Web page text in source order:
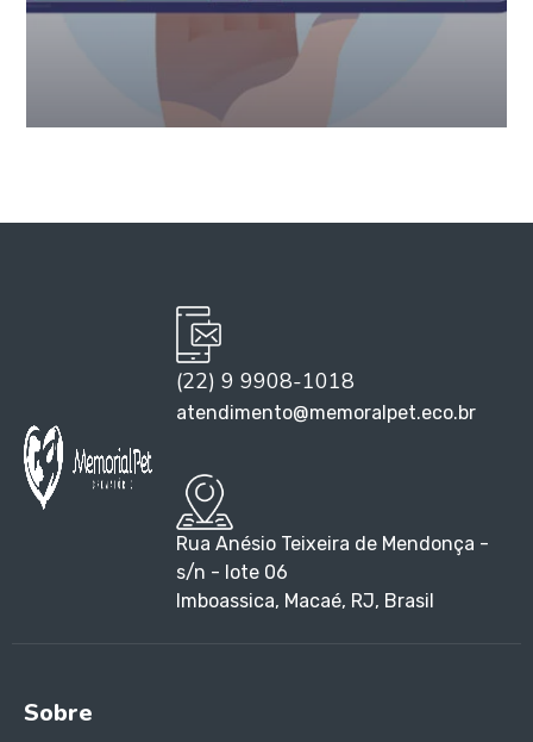
(22) 9 9908-1018
atendimento@memoralpet.eco.br
Rua Anésio Teixeira de Mendonça -
s/n - lote 06
Imboassica, Macaé, RJ, Brasil
Sobre